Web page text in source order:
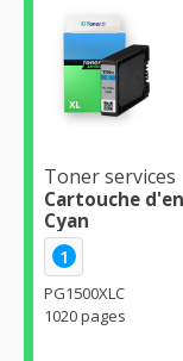
Toner services
Cartouche
Cyan
1
PG1500XLC
1020 pages